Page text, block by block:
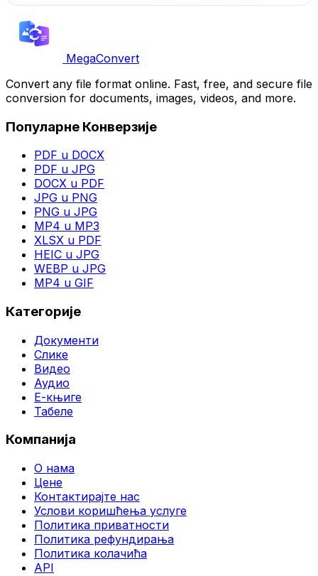
MegaConvert
Convert any file format online. Fast, free, and secure file
conversion for documents, images, videos, and more.
Популарне Конверзије
PDF u DOCX
PDF u JPG
DOCX u PDF
JPG u PNG
PNG u JPG
MP4 u MP3
XLSX u PDF
HEIC u JPG
WEBP u JPG
MP4 u GIF
Категорије
Документи
Слике
Видео
Аудио
Е-књиге
Табеле
Компанија
О нама
Цене
Контактирајте нас
Услови коришћења услуге
Политика приватности
Политика рефундирања
Политика колачића
API